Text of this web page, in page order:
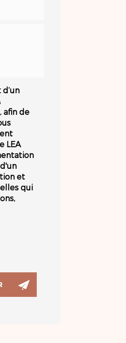
afin de
LEA
et
qui